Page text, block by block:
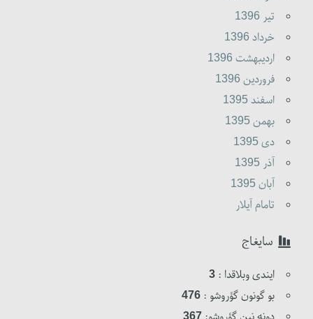
تير 1396
خرداد 1396
ارديبهشت 1396
فروردين 1396
اسفند 1395
بهمن 1395
دى 1395
آذر 1395
آبان 1395
تامام آیلار
سایغاج
ایندی وبلاقدا : 3
بو گونون گؤروشو : 476